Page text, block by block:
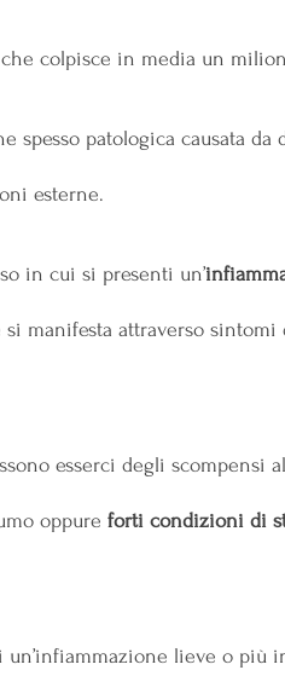
colpisce in media un
spesso patologica causata
esterne.
in cui si presenti un’
manifesta attraverso
esserci degli scompensi
oppure forti condizioni di
un’infiammazione lieve o più